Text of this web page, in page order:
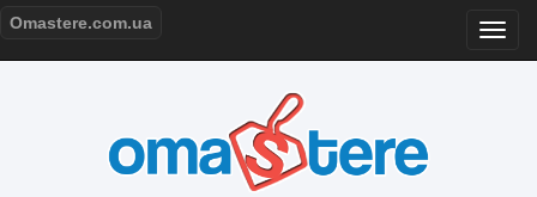
Omastere.com.ua